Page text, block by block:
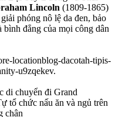
Lincoln (1809-1865)
phóng nô lệ da đen, bảo
bình đẳng của mọi công dân
di chuyển đi Grand
tổ chức nấu ăn và ngủ trên
chân